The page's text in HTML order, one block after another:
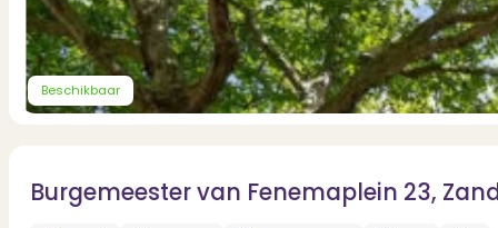
Beschikbaar
Burgemeester van Fenemaplein 23,